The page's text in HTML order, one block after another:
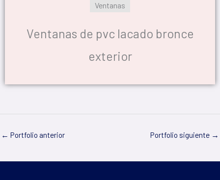
Ventanas
Ventanas de pvc lacado bronce
exterior
← Portfolio anterior Portfolio siguiente →